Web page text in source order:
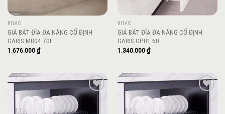
KHÁC
GIÁ BÁT ĐĨA ĐA NĂNG CỐ ĐỊNH
GARIS MB04.70E
1.676.000₫
KHÁC
GIÁ BÁT ĐĨA ĐA NĂNG CỐ ĐỊNH
GARIS GP01.60
1.340.000₫